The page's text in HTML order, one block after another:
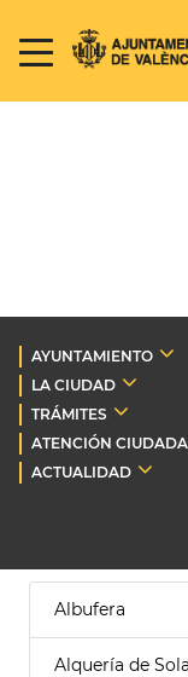
AYUNTAMIENTO
LA CIUDAD
TRÁMITES
ATENCIÓN
ACTUALIDAD
Albufera
Alquería de